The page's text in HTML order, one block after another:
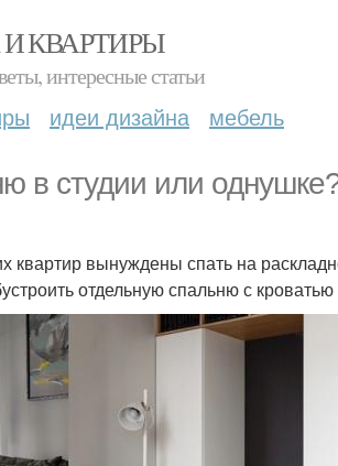
КВАРТИРЫ
интересные статьи
идеи дизайна мебель
в студии или
квартир вынуждены спать на
отдельную спальню с